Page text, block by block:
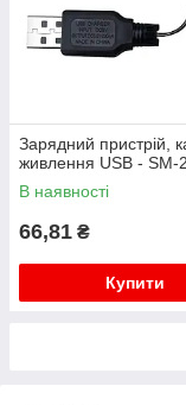
Зарядний пристрій,
живлення USB - SM-
В наявності
66,81 ₴
Купити